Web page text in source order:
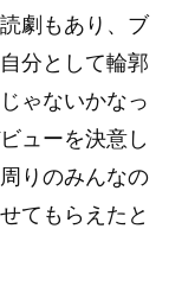
劇もあり、ブ
分として輪郭
ゃないかなっ
ューを決意し
りのみんなの
てもらえたと